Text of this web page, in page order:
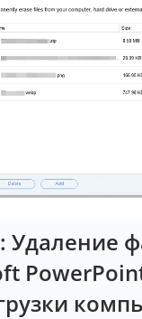
Удаление